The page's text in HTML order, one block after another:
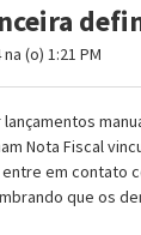
(o) 1:21 PM
Nota Fiscal
em contato
que os